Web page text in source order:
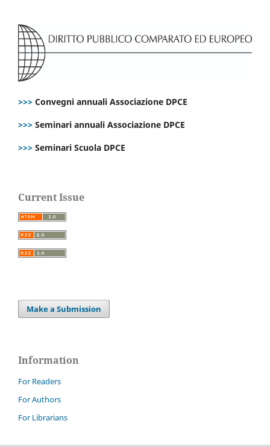
>>> Convegni annuali Associazione DPCE
>>> Seminari annuali Associazione DPCE
>>> Seminari Scuola DPCE
Current Issue
Make a Submission
Information
For Readers
For Authors
For Librarians